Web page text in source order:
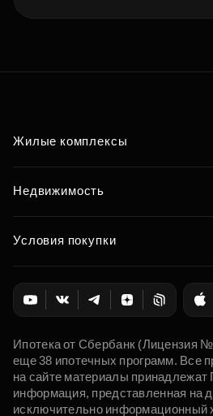
Жилые комплексы
Недвижимость
Условия покупки
Ипотека от Сбербанк (Лицензия
еще 38 ипотечных программ. Все
на сайте материалы
информация, представленная на
исключительно информационный